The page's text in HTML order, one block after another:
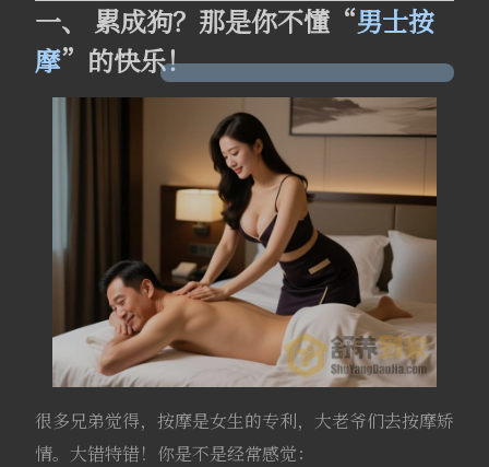
一、 累成狗？那是你不懂“男士按
摩”的快乐！
很多兄弟觉得，按摩是女生的专利，大老爷们去按摩矫
情。大错特错！你是不是经常感觉：